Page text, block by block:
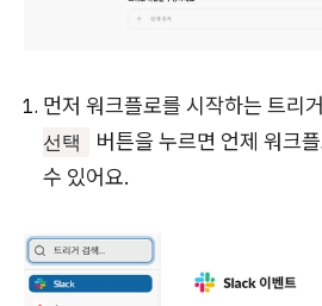
먼저 워크플로를 시작하는 트리
선택
버튼을 누르면 언제 워크
수 있어요.